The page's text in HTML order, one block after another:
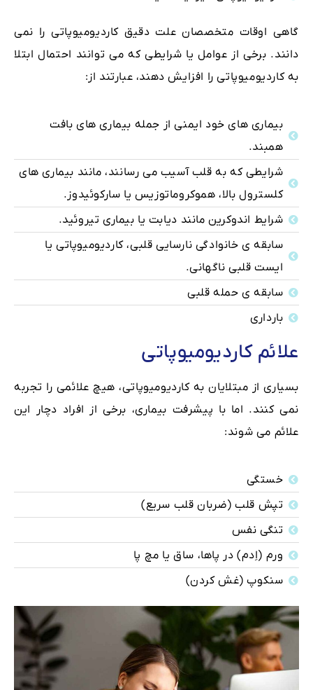
گاهی اوقات متخصصان علت دقیق کاردیومیوپاتی را نمی
دانند. برخی از عوامل یا شرایطی که می توانند احتمال ابتلا
به کاردیومیوپاتی را افزایش دهند، عبارتند از:
بیماری های خود ایمنی از جمله بیماری های بافت
همبند.
شرایطی که به قلب آسیب می رسانند، مانند بیماری های
کلسترول بالا، هموکروماتوزیس یا سارکوئیدوز.
شرایط اندوکرین مانند دیابت یا بیماری تیروئید.
سابقه ی خانوادگی نارسایی قلبی، کاردیومیوپاتی یا
ایست قلبی ناگهانی.
سابقه ی حمله قلبی
بارداری
علائم کاردیومیوپاتی
بسیاری از مبتلایان به کاردیومیوپاتی، هیچ علائمی را تجربه
نمی کنند. اما با پیشرفت بیماری، برخی از افراد دچار این
علائم می شوند:
خستگی
تپش قلب (ضربان قلب سریع)
تنگی نفس
ورم (اِدم) در پاها، ساق یا مچ پا
سنکوپ (غش کردن)